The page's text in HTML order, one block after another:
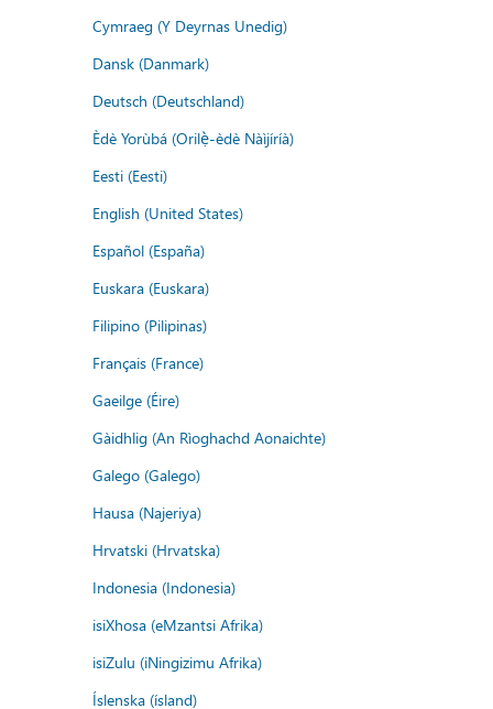
Cymraeg (Y Deyrnas Unedig)
Dansk (Danmark)
Deutsch (Deutschland)
Èdè Yorùbá (Orilẹ̀-èdè Nàìjíríà)
Eesti (Eesti)
English (United States)
Español (España)
Euskara (Euskara)
Filipino (Pilipinas)
Français (France)
Gaeilge (Éire)
Gàidhlig (An Rìoghachd Aonaichte)
Galego (Galego)
Hausa (Najeriya)
Hrvatski (Hrvatska)
Indonesia (Indonesia)
isiXhosa (eMzantsi Afrika)
isiZulu (iNingizimu Afrika)
Íslenska (ísland)